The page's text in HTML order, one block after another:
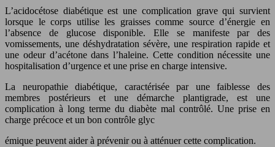
L’acidocétose diabétique est une complication grave qui survient
lorsque le corps utilise les graisses comme source d’énergie en
l’absence de glucose disponible. Elle se manifeste par des
vomissements, une déshydratation sévère, une respiration rapide et
une odeur d’acétone dans l’haleine. Cette condition nécessite une
hospitalisation d’urgence et une prise en charge intensive.
La neuropathie diabétique, caractérisée par une faiblesse des
membres postérieurs et une démarche plantigrade, est une
complication à long terme du diabète mal contrôlé. Une prise en
charge précoce et un bon contrôle glyc
émique peuvent aider à prévenir ou à atténuer cette complication.